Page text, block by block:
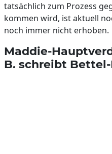
tatsächlich zum Prozess
kommen wird, ist aktuell
noch immer nicht erhoben.
Maddie-
B. schreibt